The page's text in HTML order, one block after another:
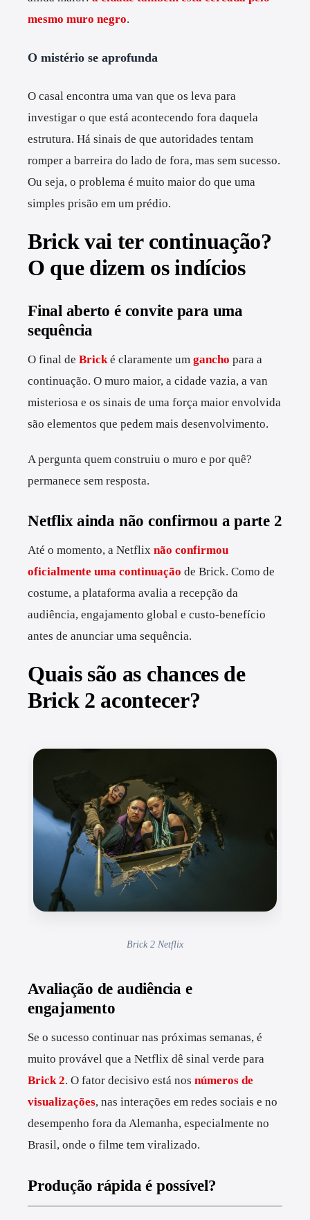
mesmo muro negro.
O mistério se aprofunda
O casal encontra uma van que os leva para
investigar o que está acontecendo fora daquela
estrutura. Há sinais de que autoridades tentam
romper a barreira do lado de fora, mas sem sucesso.
Ou seja, o problema é muito maior do que uma
simples prisão em um prédio.
Brick vai ter continuação?
O que dizem os indícios
Final aberto é convite para uma
sequência
O final de Brick é claramente um gancho para a
continuação. O muro maior, a cidade vazia, a van
misteriosa e os sinais de uma força maior envolvida
são elementos que pedem mais desenvolvimento.
A pergunta quem construiu o muro e por quê?
permanece sem resposta.
Netflix ainda não confirmou a parte 2
Até o momento, a Netflix não confirmou
oficialmente uma continuação de Brick. Como de
costume, a plataforma avalia a recepção da
audiência, engajamento global e custo-benefício
antes de anunciar uma sequência.
Quais são as chances de
Brick 2 acontecer?
Brick 2 Netflix
Avaliação de audiência e
engajamento
Se o sucesso continuar nas próximas semanas, é
muito provável que a Netflix dê sinal verde para
Brick 2. O fator decisivo está nos números de
visualizações, nas interações em redes sociais e no
desempenho fora da Alemanha, especialmente no
Brasil, onde o filme tem viralizado.
Produção rápida é possível?